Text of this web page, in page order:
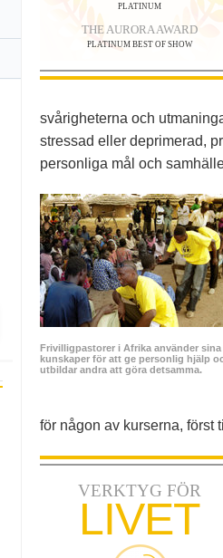
PLATINUM
THE AURORA AWARD
PLATINUM BEST OF SHOW
svårigheterna och
stressad eller deprimerad,
personliga mål och
Frivilligpastorer i Afrika använder sina
kunskaper för att ge personlig hjälp
utbildar andra att göra detsamma.
för någon av kurserna, först
VERKTYG FÖR
LIVET